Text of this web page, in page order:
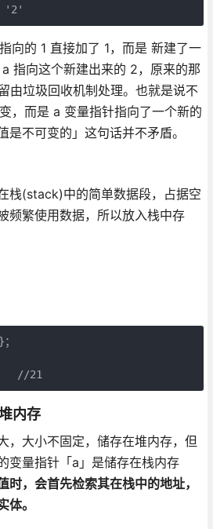
'2'
向的 1 直接加了 1，而是 新建了一
指向这个新建出来的 2，原来的那
由垃圾回收机制处理。也就是说不
，而是 a 变量指针指向了一个新的
是不可变的」这句话并不矛盾。
栈(stack)中的简单数据段，占据空
频繁使用数据，所以放入栈中存
//21
内存
，大小不固定，储存在堆内存，但
变量指针「a」是储存在栈内存
时，会首先检索其在栈中的地址，
体。